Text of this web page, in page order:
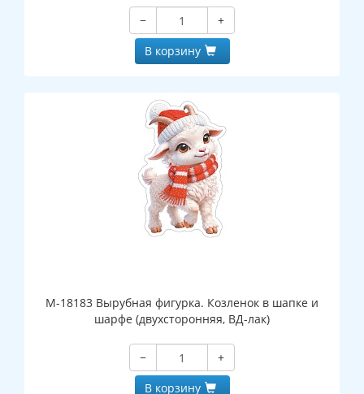
−
+
В корзину
М-18183 Вырубная фигурка. Козленок в шапке и
шарфе (двухсторонняя, ВД-лак)
−
+
В корзину